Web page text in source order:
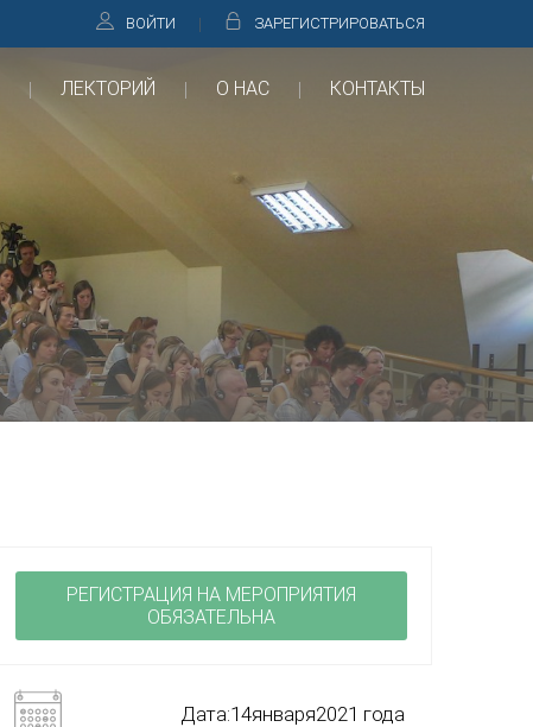
ВОЙТИ ЗАРЕГИСТРИРОВАТЬСЯ
ЛЕКТОРИЙ О НАС КОНТАКТЫ
РЕГИСТРАЦИЯ НА МЕРОПРИЯТИЯ
ОБЯЗАТЕЛЬНА
Дата:14января2021 года